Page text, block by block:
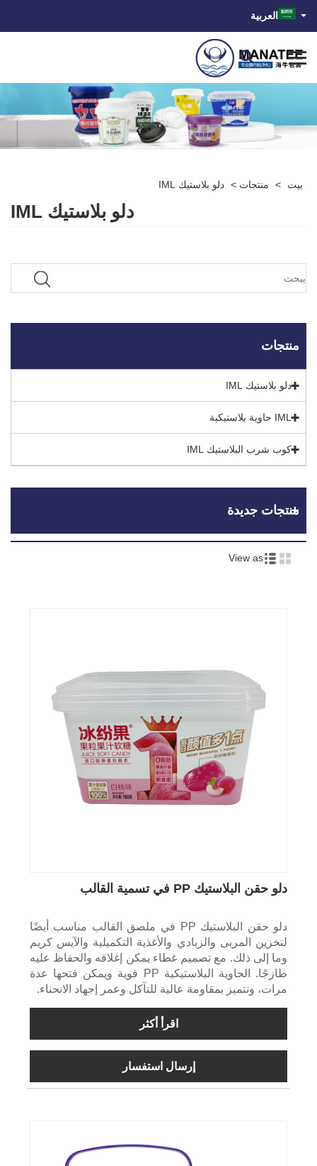
العربية
بيت > منتجات > دلو بلاستيك IML
دلو بلاستيك IML
منتجات
دلو بلاستيك IML
IML حاوية بلاستيكية
كوب شرب البلاستيك IML
منتجات جديدة
View as
دلو حقن البلاستيك PP في تسمية القالب
دلو حقن البلاستيك PP في ملصق القالب مناسب أيضًا
لتخزين المربى والزبادي والأغذية التكميلية والآيس كريم
وما إلى ذلك. مع تصميم غطاء يمكن إغلاقه والحفاظ عليه
طازجًا. الحاوية البلاستيكية PP قوية ويمكن فتحها عدة
مرات، وتتميز بمقاومة عالية للتآكل وعمر إجهاد الانحناء.
اقرأ أكثر
إرسال استفسار